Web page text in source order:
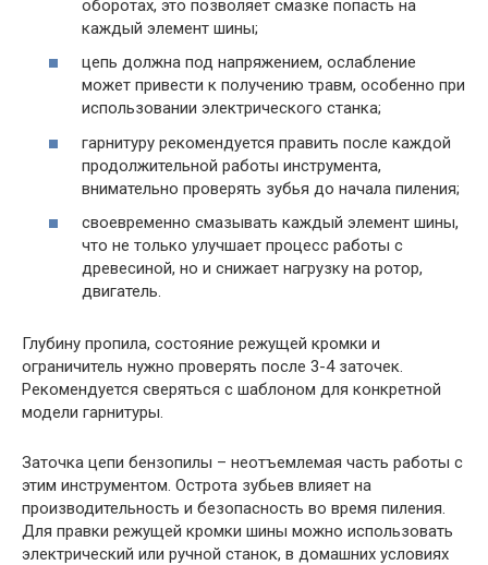
оборотах, это позволяет смазке попасть на
каждый элемент шины;
цепь должна под напряжением, ослабление
может привести к получению травм, особенно при
использовании электрического станка;
гарнитуру рекомендуется править после каждой
продолжительной работы инструмента,
внимательно проверять зубья до начала пиления;
своевременно смазывать каждый элемент шины,
что не только улучшает процесс работы с
древесиной, но и снижает нагрузку на ротор,
двигатель.
Глубину пропила, состояние режущей кромки и
ограничитель нужно проверять после 3-4 заточек.
Рекомендуется сверяться с шаблоном для конкретной
модели гарнитуры.
Заточка цепи бензопилы – неотъемлемая часть работы с
этим инструментом. Острота зубьев влияет на
производительность и безопасность во время пиления.
Для правки режущей кромки шины можно использовать
электрический или ручной станок, в домашних условиях